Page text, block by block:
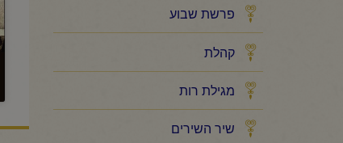
פרשת שבוע
קהלת
מגילת רות
שיר השירים